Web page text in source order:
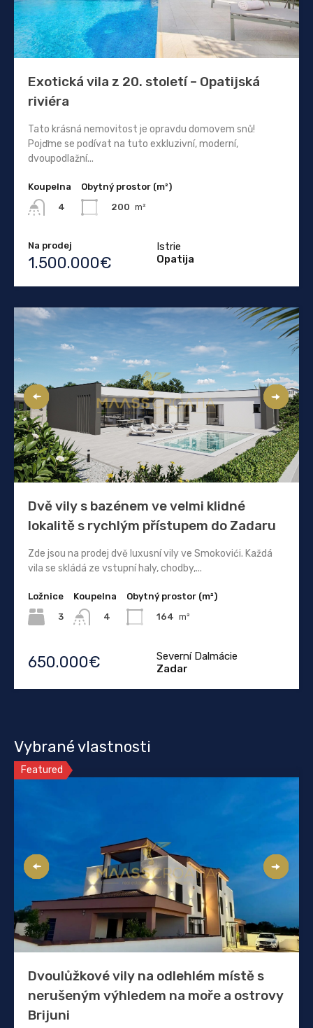
Exotická vila z 20. století – Opatijská
riviéra
Tato krásná nemovitost je opravdu domovem snů!
Pojďme se podívat na tuto exkluzivní, moderní,
dvoupodlažní...
Koupelna
4
Obytný prostor (m²)
200 m²
Na prodej
1.500.000€
Istrie
Opatija
Dvě vily s bazénem ve velmi klidné
lokalitě s rychlým přístupem do Zadaru
Zde jsou na prodej dvě luxusní vily ve Smokovići. Každá
vila se skládá ze vstupní haly, chodby,...
Ložnice
3
Koupelna
4
Obytný prostor (m²)
164 m²
650.000€
Severní Dalmácie
Zadar
Vybrané vlastnosti
Featured
Dvoulůžkové vily na odlehlém místě s
nerušeným výhledem na moře a ostrovy
Brijuni